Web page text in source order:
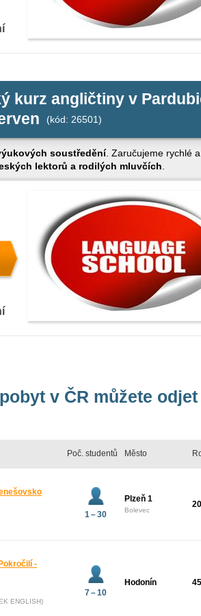
kurz angličtiny v
(kód: 26501)
soustředění. Zaručujeme rychlé
lektorů a rodilých mluvčích
v ČR můžete
Poč. studentů Město
1 – 30
Plzeň 1
Bolevec
-
ENGLISH)
7 – 10
Hodonín